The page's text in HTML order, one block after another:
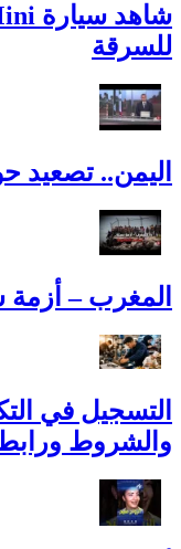
للسرقة
اليمن.. تصعيد
المغرب –
والشروط ورابط